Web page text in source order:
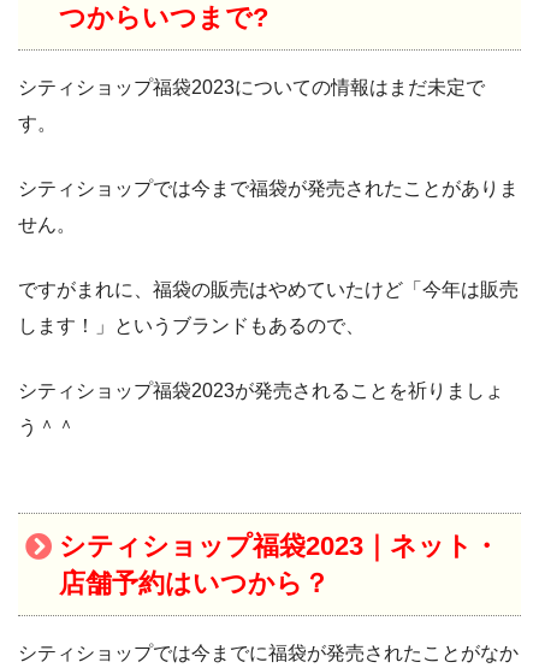
つからいつまで?
シティショップ福袋2023についての情報はまだ未定で
す。
シティショップでは今まで福袋が発売されたことがありま
せん。
ですがまれに、福袋の販売はやめていたけど「今年は販売
します！」というブランドもあるので、
シティショップ福袋2023が発売されることを祈りましょ
う＾＾
シティショップ福袋2023｜ネット・
店舗予約はいつから？
シティショップでは今までに福袋が発売されたことがなか